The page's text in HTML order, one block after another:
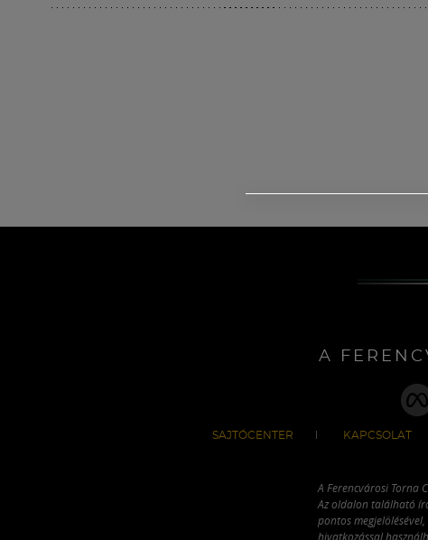
A
SAJTÓCENTER KAPCSOLAT
A Ferencvárosi Torna
Az oldalon található
pontos
hivatkozással